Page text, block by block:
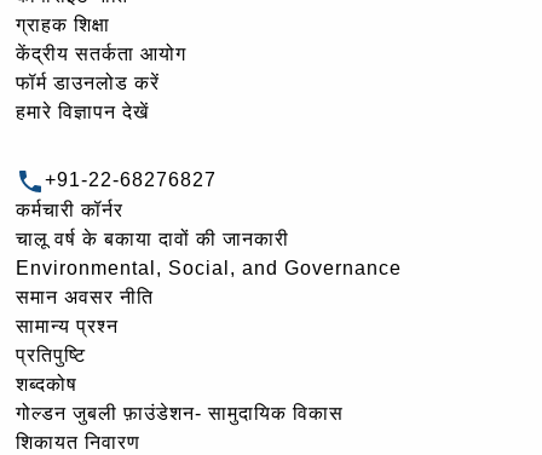
ग्राहक शिक्षा
केंद्रीय सतर्कता आयोग
फॉर्म डाउनलोड करें
हमारे विज्ञापन देखें
+91-22-68276827
कर्मचारी कॉर्नर
चालू वर्ष के बकाया दावों की जानकारी
Environmental, Social, and Governance
समान अवसर नीति
सामान्य प्रश्न
प्रतिपुष्टि
शब्दकोष
गोल्‍डन जुबली फ़ाउंडेशन- सामुदायिक विकास
शिकायत निवारण